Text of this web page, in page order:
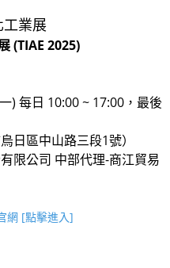
業展
(TIAE 2025)
) 每日 10:00 ~ 17:00，最後
日區中山路三段1號）
限公司 中部代理-商江貿易
網 [點擊進入]